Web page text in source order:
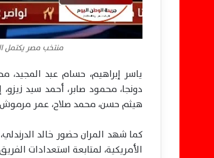
منتخب مصر يكتمل
ياسر إبراهيم، حسام عبد المجيد،
دونجا، محمود صابر، أحمد سيد
هيثم حسن، محمد صلاح، عمر
كما شهد المران حضور خالد
الأمريكية، لمتابعة استعدادات